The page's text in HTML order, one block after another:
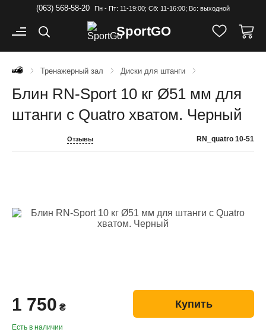
(063) 568-58-20 Пн - Пт: 11-19:00; Cб: 11-16:00; Вс: выходной
SportGO
Тренажерный зал Диски для штанги
Блин RN-Sport 10 кг Ø51 мм для
штанги с Quatro хватом. Черный
Отзывы RN_quatro 10-51
1 750 ₴
Есть в наличии
Купить